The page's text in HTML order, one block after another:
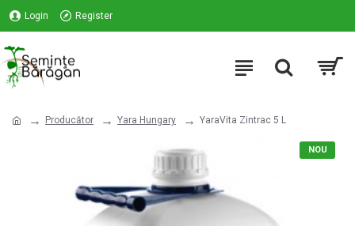
Login Register
Producător Yara Hungary YaraVita Zintrac 5 L
NOU